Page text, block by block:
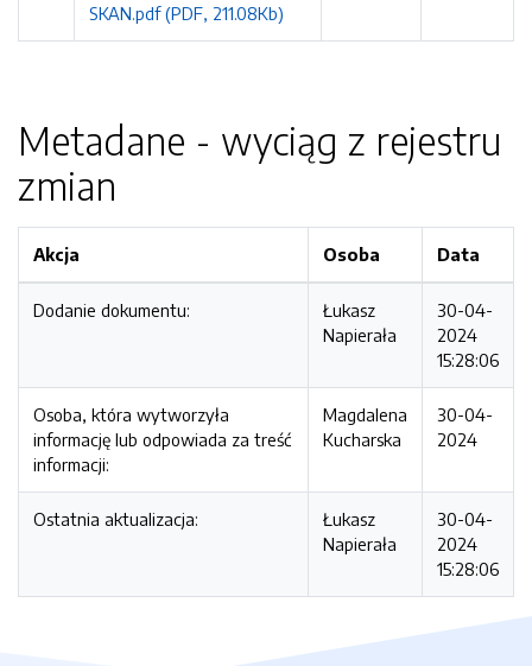
SKAN.pdf (PDF, 211.08Kb)
Metadane - wyciąg z rejestru
zmian
Akcja Osoba Data
Dodanie dokumentu:
Łukasz
Napierała
30-04-
2024
15:28:06
Osoba, która wytworzyła
informację lub odpowiada za treść
informacji:
Magdalena
Kucharska
30-04-
2024
Ostatnia aktualizacja:
Łukasz
Napierała
30-04-
2024
15:28:06